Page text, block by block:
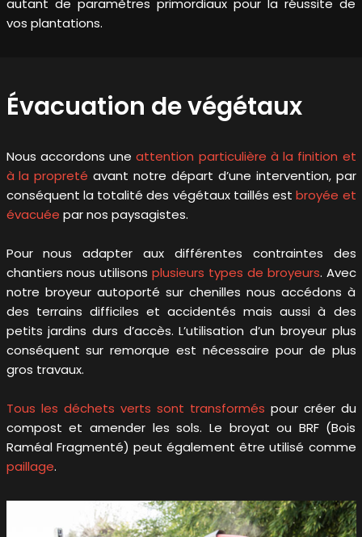
autant de paramètres primordiaux pour la réussite de
vos plantations.
Évacuation de végétaux
Nous accordons uneattention particulière à la finition et
à la propreté avant notre départ d’une intervention, par
conséquent la totalité des végétaux taillés estbroyée et
évacuée par nos paysagistes.
Pour nous adapter aux différentes contraintes des
chantiers nous utilisonsplusieurs types de broyeurs. Avec
notre broyeur autoporté sur chenilles nous accédons à
des terrains difficiles et accidentés mais aussi à des
petits jardins durs d’accès. L’utilisation d’un broyeur plus
conséquent sur remorque est nécessaire pour de plus
gros travaux.
Tous les déchets verts sont transformés pour créer du
compost et amender les sols. Le broyat ou BRF (Bois
Raméal Fragmenté) peut également être utilisé comme
paillage.